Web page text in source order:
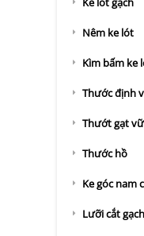
Nêm ke lót
Kìm bấm ke
Thước định
Thướt gạt
Thước hồ
Ke góc nam
Lưỡi cắt gạch